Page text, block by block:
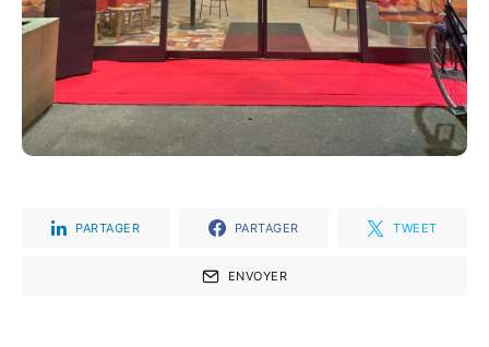
PARTAGER PARTAGER TWEET
ENVOYER